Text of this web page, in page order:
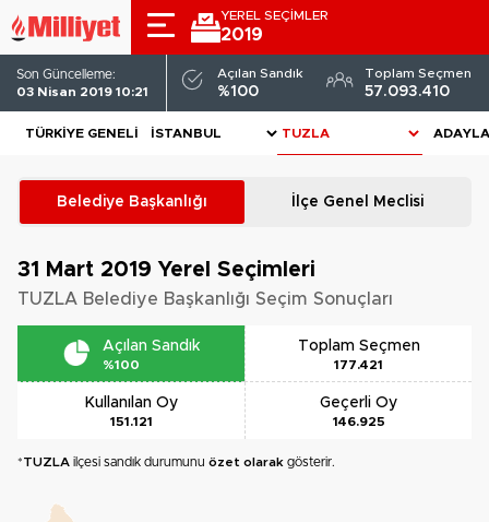
YEREL SEÇİMLER
2019
Son Güncelleme:
03 Nisan 2019 10:21
Açılan Sandık
%100
Toplam Seçmen
57.093.410
TÜRKIYE GENELI
Belediye Başkanlığı İlçe Genel Meclisi
31 Mart 2019 Yerel Seçimleri
TUZLA Belediye Başkanlığı Seçim Sonuçları
Açılan Sandık
%100
Toplam Seçmen
177.421
Kullanılan Oy
151.121
Geçerli Oy
146.925
*TUZLA ilçesi sandık durumunu özet olarak gösterir.